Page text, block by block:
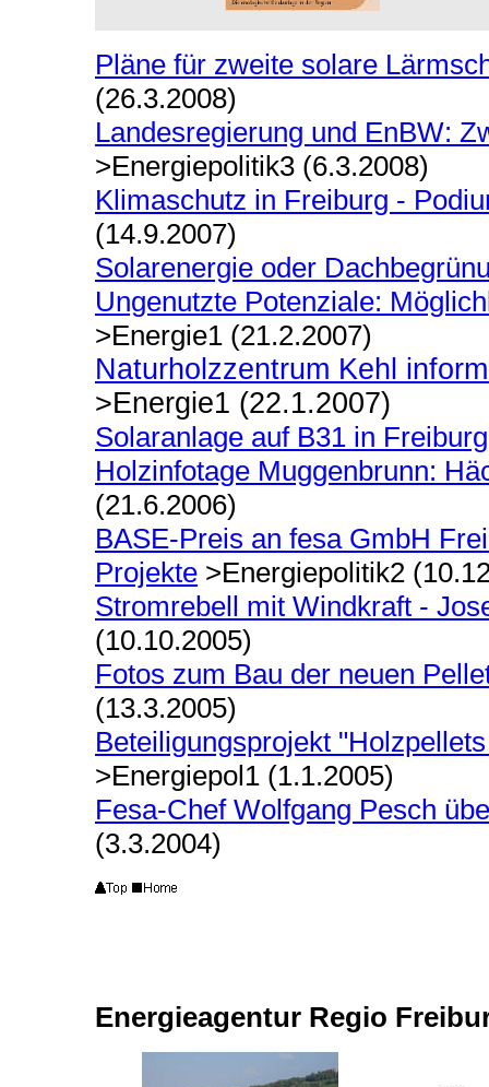
Pläne für zweite solare
(26.3.2008)
Landesregierung und EnBW:
>Energiepolitik3 (6.3.2008)
Klimaschutz in Freiburg -
(14.9.2007)
Solarenergie oder
Ungenutzte Potenziale:
>Energie1 (21.2.2007)
Naturholzzentrum Kehl
>Energie1 (22.1.2007)
Solaranlage auf B31 in
Holzinfotage Muggenbrunn:
(21.6.2006)
BASE-Preis an fesa GmbH
Projekte >Energiepolitik2
Stromrebell mit Windkraft -
(10.10.2005)
Fotos zum Bau der neuen
(13.3.2005)
Beteiligungsprojekt
>Energiepol1 (1.1.2005)
Fesa-Chef Wolfgang Pesch
(3.3.2004)
Energieagentur Regio